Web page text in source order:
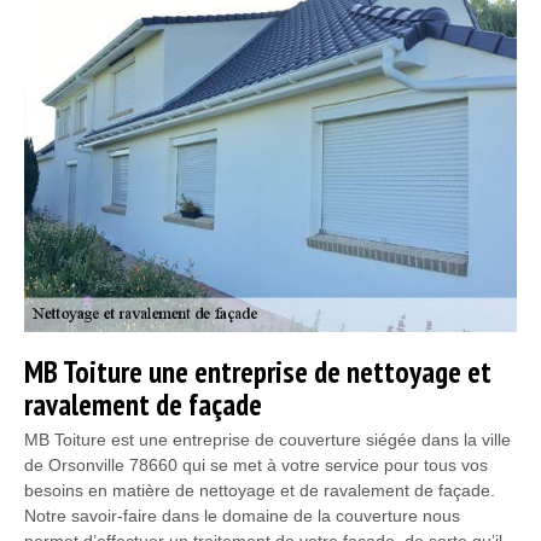
MB Toiture une entreprise de nettoyage et
ravalement de façade
MB Toiture est une entreprise de couverture siégée dans la ville
de Orsonville 78660 qui se met à votre service pour tous vos
besoins en matière de nettoyage et de ravalement de façade.
Notre savoir-faire dans le domaine de la couverture nous